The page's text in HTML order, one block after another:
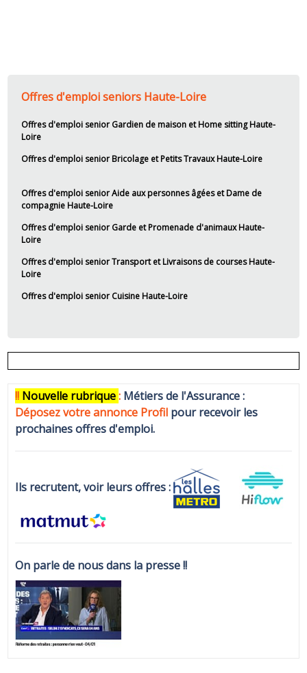
Offres d'emploi seniors Haute-Loire
Offres d'emploi senior Gardien de maison et Home sitting Haute-
Loire
Offres d'emploi senior Bricolage et Petits Travaux Haute-Loire
Offres d'emploi senior Aide aux personnes âgées et Dame de
compagnie Haute-Loire
Offres d'emploi senior Garde et Promenade d'animaux Haute-
Loire
Offres d'emploi senior Transport et Livraisons de courses Haute-
Loire
Offres d'emploi senior Cuisine Haute-Loire
!! Nouvelle rubrique: Métiers de l'Assurance :
Déposez votre annonce Profil pour recevoir les
prochaines offres d'emploi.
Ils recrutent, voir leurs offres :
On parle de nous dans la presse !!